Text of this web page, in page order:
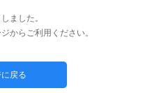
ました。
からご利用ください。
に戻る